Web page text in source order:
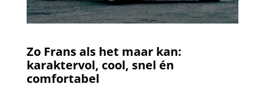
Zo Frans als het maar kan:
karaktervol, cool, snel én
comfortabel